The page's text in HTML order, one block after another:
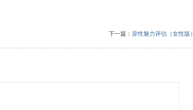
下一篇： 异性魅力评估（女性版）